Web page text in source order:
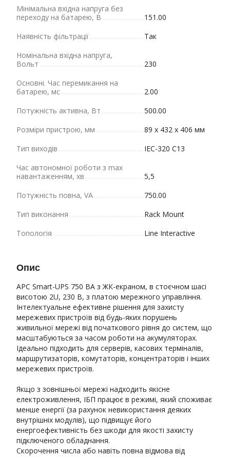
Мінімальна вхідна напруга без
переходу на батарею, В
151.00
Наявність фільтрації
Так
Номінальна вхідна напруга,
Вольт
230
Основні. Час перемикання на
батарею, мс
2.00
Потужність активна, Вт
500.00
Розміри пристрою, мм
89 х 432 х 406 мм
Тип виходів
IEC-320 C13
Час автономної роботи з max
навантаженням, хв
5,5
Потужність повна, VA
750.00
Тип виконання
Rack Mount
Топологія
Line Interactive
Опис
APC Smart-UPS 750 ВА з ЖК-екраном, в стоєчном шасі
висотою 2U, 230 В, з платою мережного управління.
Інтелектуальне ефективне рішення для захисту
мережевих пристроїв від будь-яких порушень
живильної мережі від початкового рівня до систем, що
масштабуються за часом роботи на акумуляторах.
Ідеально підходить для серверів, касових терміналів,
маршрутизаторів, комутаторів, концентраторів і інших
мережевих пристроїв.
Якщо з зовнішньої мережі надходить якісне
електроживлення, ІБП працює в режимі, який споживає
менше енергії (за рахунок невикористання деяких
внутрішніх модулів), що підвищує його
енергоефективність без шкоди для якості захисту
підключеного обладнання.
Скорочення числа або навіть повна відмова від